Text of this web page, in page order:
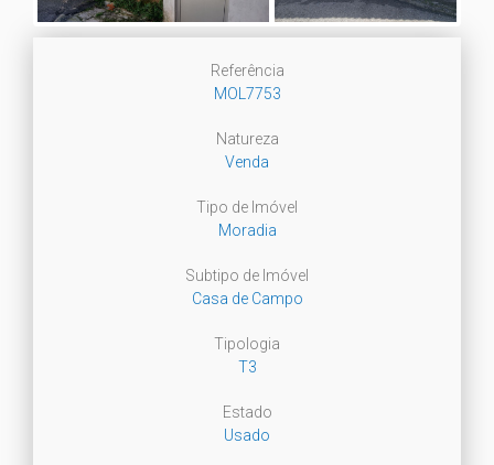
Next
Referência
MOL7753
Natureza
Venda
Tipo de Imóvel
Moradia
Subtipo de Imóvel
Casa de Campo
Tipologia
T3
Estado
Usado